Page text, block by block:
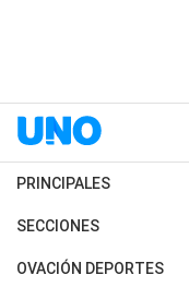
PRINCIPALES
Últimas Noticias
Política
SECCIONES
Horóscopo
OVACIÓN DEPORTES